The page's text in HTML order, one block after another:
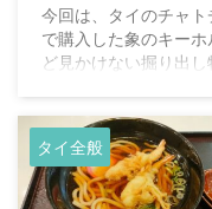
今回は、タイのチャ
で購入した象のキー
ど見かけない掘り出し
タイ全般